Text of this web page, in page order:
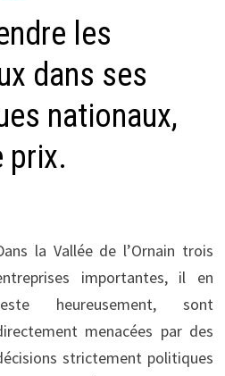
les
dans ses
nationaux,
prix.
la Vallée de l’Ornain trois
importantes, il en
heureusement, sont
menacées par des
strictement politiques